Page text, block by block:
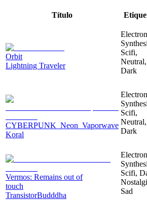
Título
Orbit
Lightning Traveler
Scifi,
Neutral,
Dark
CYBERPUNK_Neon_Vaporwave
Koral
Scifi,
Neutral,
Dark
Vermos: Remains out of
touch
TransistorBudddha
Scifi,
Sad